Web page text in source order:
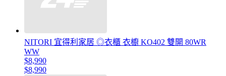
NITORI 宜得利家居 ◎衣櫃 衣櫥 KO402 雙開 80WR
WW
$8,990
$8,990